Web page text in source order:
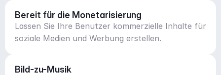
Bereit für die Monetarisierung
Lassen Sie Ihre Benutzer kommerzielle Inhalte für
soziale Medien und Werbung erstellen.
Bild-zu-Musik